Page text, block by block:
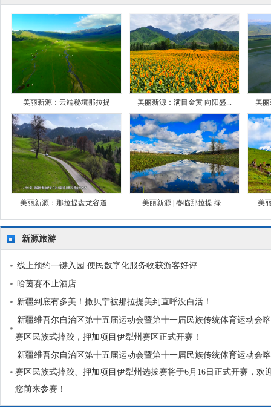
美丽新源：云端秘境那拉提 美丽新源：满目金黄 向阳盛... 美
美丽新源：那拉提盘龙谷道... 美丽新源 | 春临那拉提 绿... 美
新源旅游
线上预约一键入园 便民数字化服务收获游客好评
哈茵赛不止酒店
新疆到底有多美！撒贝宁被那拉提美到直呼没白活！
新疆维吾尔自治区第十五届运动会暨第十一届民族传统体育运动会
赛区民族式摔跤，押加项目伊犁州赛区正式开赛！
新疆维吾尔自治区第十五届运动会暨第十一届民族传统体育运动会
赛区民族式摔跤、押加项目伊犁州选拔赛将于6月16日正式开赛，欢
您前来参赛！